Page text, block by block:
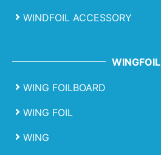
WINDFOIL ACCESSORY
WINGFOIL
WING FOILBOARD
WING FOIL
WING